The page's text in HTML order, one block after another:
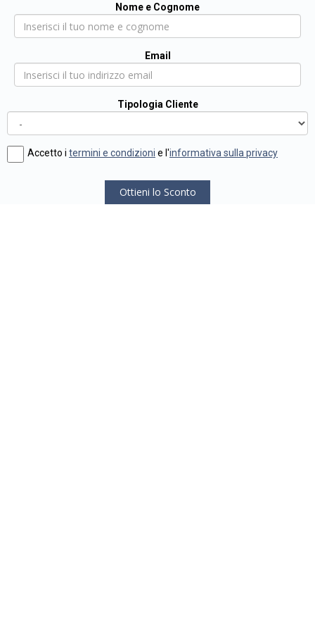
Nome e Cognome
Email
Tipologia Cliente
Accetto i termini e condizioni e l'informativa sulla privacy
Ottieni lo Sconto